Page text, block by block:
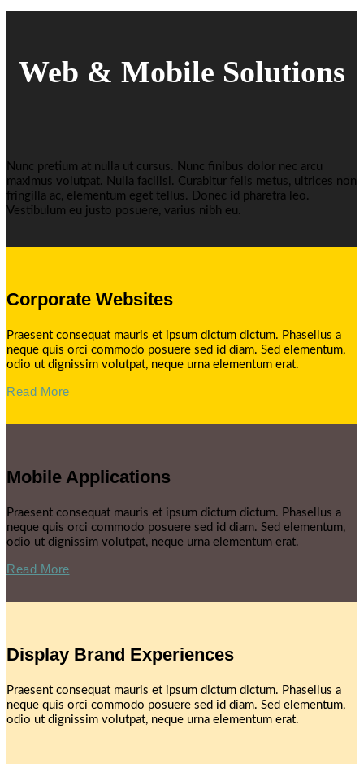
Web & Mobile Solutions
Nunc pretium at nulla ut cursus. Nunc finibus dolor nec arcu
maximus volutpat. Nulla facilisi. Curabitur felis metus, ultrices non
fringilla ac, elementum eget tellus. Donec id pharetra leo.
Vestibulum eu justo posuere, varius nibh eu.
Corporate Websites
Praesent consequat mauris et ipsum dictum dictum. Phasellus a
neque quis orci commodo posuere sed id diam. Sed elementum,
odio ut dignissim volutpat, neque urna elementum erat.
Read More
Mobile Applications
Praesent consequat mauris et ipsum dictum dictum. Phasellus a
neque quis orci commodo posuere sed id diam. Sed elementum,
odio ut dignissim volutpat, neque urna elementum erat.
Read More
Display Brand Experiences
Praesent consequat mauris et ipsum dictum dictum. Phasellus a
neque quis orci commodo posuere sed id diam. Sed elementum,
odio ut dignissim volutpat, neque urna elementum erat.